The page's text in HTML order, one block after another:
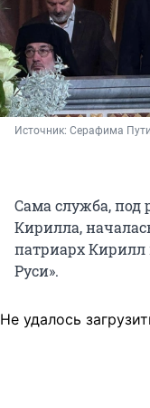
Источник: Серафима
Сама служба, под
Кирилла,
патриарх Кирилл
Руси».
Не удалось